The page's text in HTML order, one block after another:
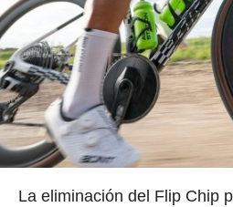
La eliminación del Flip Chip